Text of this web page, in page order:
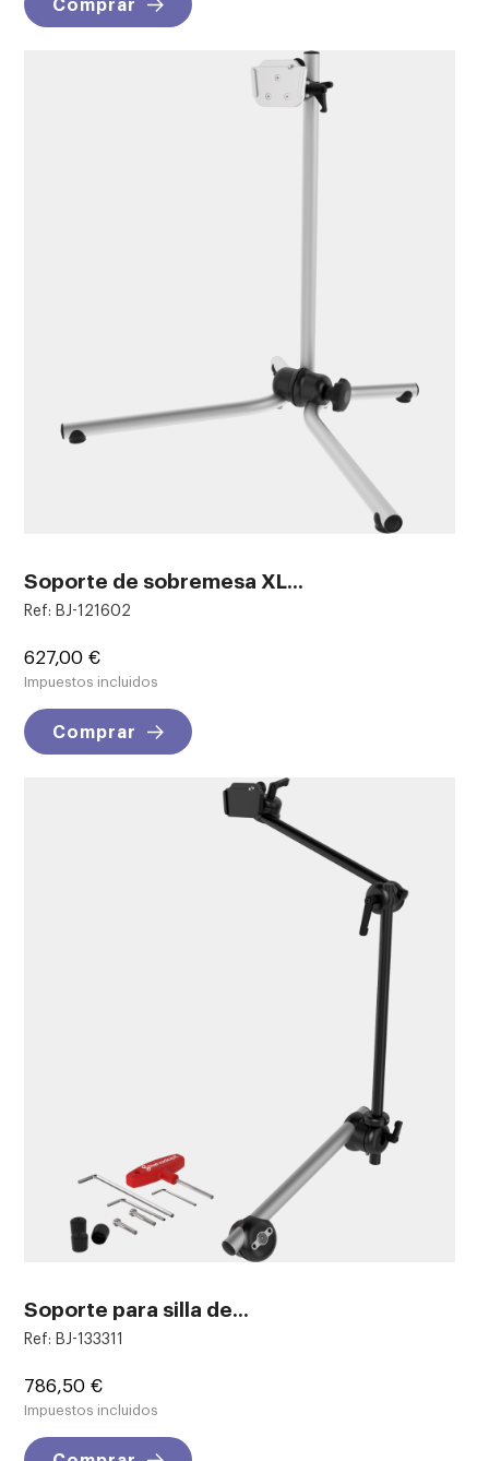
Soporte de sobremesa XL...
Ref: BJ-121602
Precio
627,00 €
Impuestos incluidos
Comprar
Soporte para silla de...
Ref: BJ-133311
Precio
786,50 €
Impuestos incluidos